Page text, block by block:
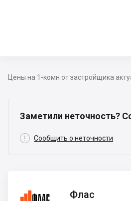
Цены на 1-комн от застройщика
Заметили неточность?
 Сообщить о неточности
Флас
Флас